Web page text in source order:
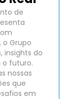
de
o Grupo
insights do
o futuro.
nossas
que
em